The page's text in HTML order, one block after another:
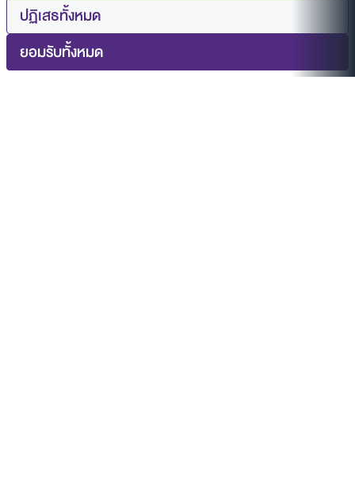
ปฏิเสธทั้งหมด
ยอมรับทั้งหมด